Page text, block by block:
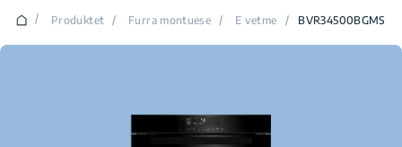
/ Produktet / Furra montuese / E vetme / BVR34500BGMS